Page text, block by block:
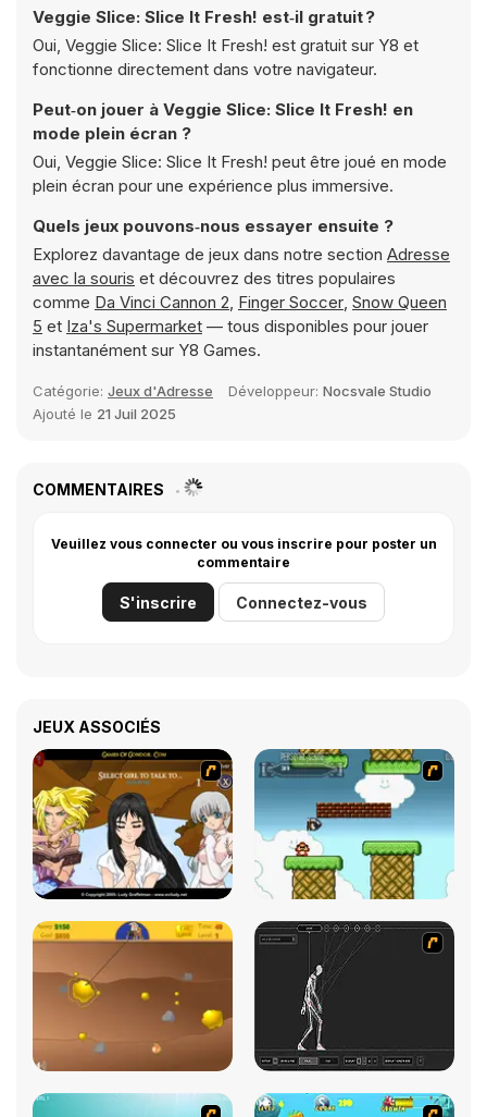
Veggie Slice: Slice It Fresh! est‑il gratuit ?
Oui, Veggie Slice: Slice It Fresh! est gratuit sur Y8 et
fonctionne directement dans votre navigateur.
Peut‑on jouer à Veggie Slice: Slice It Fresh! en
mode plein écran ?
Oui, Veggie Slice: Slice It Fresh! peut être joué en mode
plein écran pour une expérience plus immersive.
Quels jeux pouvons‑nous essayer ensuite ?
Explorez davantage de jeux dans notre section Adresse
avec la souris et découvrez des titres populaires
comme Da Vinci Cannon 2, Finger Soccer, Snow Queen
5 et Iza's Supermarket — tous disponibles pour jouer
instantanément sur Y8 Games.
Catégorie: Jeux d'Adresse Développeur: Nocsvale Studio
Ajouté le 21 Juil 2025
COMMENTAIRES
Veuillez vous connecter ou vous inscrire pour poster un
commentaire
S'inscrire Connectez-vous
JEUX ASSOCIÉS